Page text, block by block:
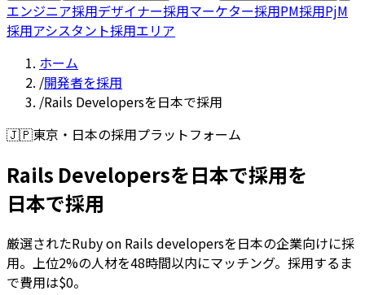
エンジニア採用デザイナー採用マーケター採用PM採用PjM
採用アシスタント採用エリア
ホーム
/開発者を採用
/Rails Developersを日本で採用
🇯🇵東京・日本の採用プラットフォーム
Rails Developersを日本で採用を
日本で採用
厳選されたRuby on Rails developersを日本の企業向けに採
用。上位2%の人材を48時間以内にマッチング。採用するま
で費用は$0。